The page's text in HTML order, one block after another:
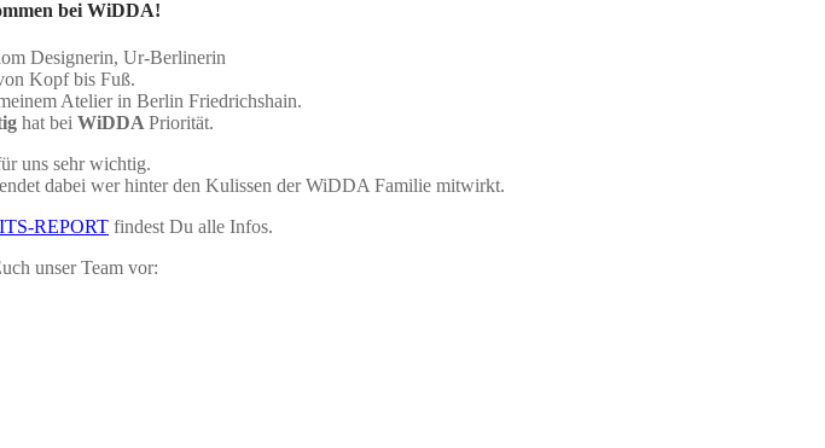
bei WiDDA!
Designerin, Ur-Berlinerin
Kopf bis Fuß.
Atelier in Berlin Friedrichshain.
hat bei WiDDA Priorität.
uns sehr wichtig.
dabei wer hinter den Kulissen der WiDDA Familie mitwirkt.
REPORT findest Du alle Infos.
unser Team vor: